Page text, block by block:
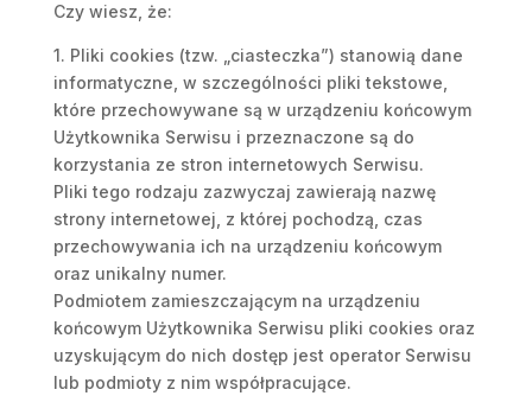
Czy wiesz, że:
1. Pliki cookies (tzw. „ciasteczka”) stanowią dane
informatyczne, w szczególności pliki tekstowe,
które przechowywane są w urządzeniu końcowym
Użytkownika Serwisu i przeznaczone są do
korzystania ze stron internetowych Serwisu.
Pliki tego rodzaju zazwyczaj zawierają nazwę
strony internetowej, z której pochodzą, czas
przechowywania ich na urządzeniu końcowym
oraz unikalny numer.
Podmiotem zamieszczającym na urządzeniu
końcowym Użytkownika Serwisu pliki cookies oraz
uzyskującym do nich dostęp jest operator Serwisu
lub podmioty z nim współpracujące.